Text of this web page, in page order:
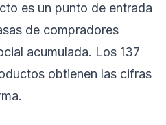
es un punto de entrada
de compradores
acumulada. Los 137
obtienen las cifras